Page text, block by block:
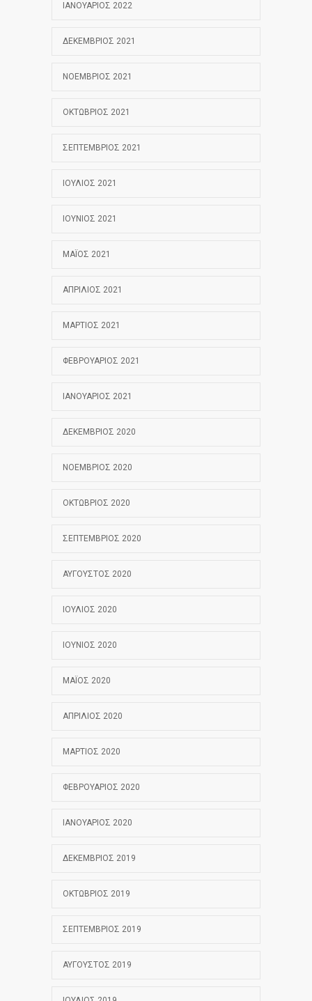
ΙΑΝΟΥΆΡΙΟΣ 2022
ΔΕΚΈΜΒΡΙΟΣ 2021
ΝΟΈΜΒΡΙΟΣ 2021
ΟΚΤΏΒΡΙΟΣ 2021
ΣΕΠΤΈΜΒΡΙΟΣ 2021
ΙΟΎΛΙΟΣ 2021
ΙΟΎΝΙΟΣ 2021
ΜΆΙΟΣ 2021
ΑΠΡΊΛΙΟΣ 2021
ΜΆΡΤΙΟΣ 2021
ΦΕΒΡΟΥΆΡΙΟΣ 2021
ΙΑΝΟΥΆΡΙΟΣ 2021
ΔΕΚΈΜΒΡΙΟΣ 2020
ΝΟΈΜΒΡΙΟΣ 2020
ΟΚΤΏΒΡΙΟΣ 2020
ΣΕΠΤΈΜΒΡΙΟΣ 2020
ΑΎΓΟΥΣΤΟΣ 2020
ΙΟΎΛΙΟΣ 2020
ΙΟΎΝΙΟΣ 2020
ΜΆΙΟΣ 2020
ΑΠΡΊΛΙΟΣ 2020
ΜΆΡΤΙΟΣ 2020
ΦΕΒΡΟΥΆΡΙΟΣ 2020
ΙΑΝΟΥΆΡΙΟΣ 2020
ΔΕΚΈΜΒΡΙΟΣ 2019
ΟΚΤΏΒΡΙΟΣ 2019
ΣΕΠΤΈΜΒΡΙΟΣ 2019
ΑΎΓΟΥΣΤΟΣ 2019